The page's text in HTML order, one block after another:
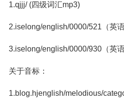
1.qjjj/ (四级词汇mp3)
2.iselong/english/0000/521（英
3.iselong/english/0000/930（英
关于音标：
1.blog.hjenglish/melodious/